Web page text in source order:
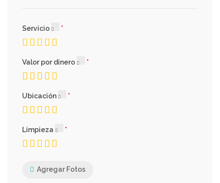
Servicio
Valor por dinero
Ubicación
Limpieza
Agregar Fotos